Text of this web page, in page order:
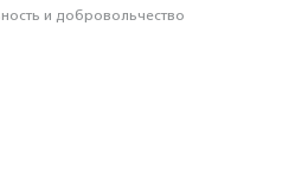
и доброволь­чест­во